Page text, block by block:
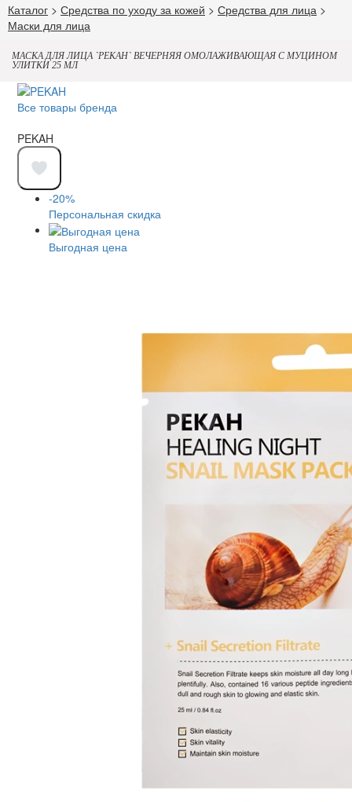
Каталог > Средства по уходу за кожей > Средства для лица >
Маски для лица
МАСКА ДЛЯ ЛИЦА `PEKAH` ВЕЧЕРНЯЯ ОМОЛАЖИВАЮЩАЯ С МУЦИНОМ
УЛИТКИ 25 МЛ
Все товары бренда
PEKAH
-20%
Персональная скидка
Выгодная цена